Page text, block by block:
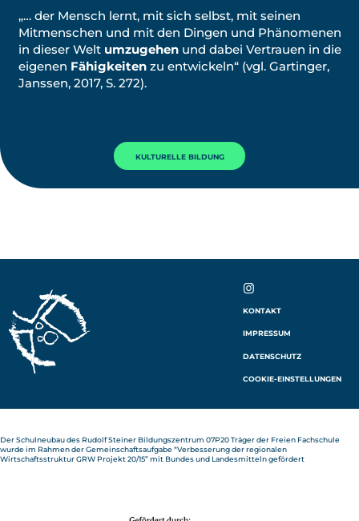
„… der Mensch lernt, mit sich selbst, mit seinen
Mitmenschen und mit den Dingen und Phänomenen
in dieser Welt umzugehenund dabei Vertrauen in die
eigenen Fähigkeitenzu entwickeln“ (vgl. Gartinger,
Janssen, 2017, S. 272).
KULTURELLE BILDUNG
AG
KONTAKT
IMPRESSUM
DATENSCHUTZ
COOKIE-EINSTELLUNGEN
Der Schulneubau des Rudolf Steiner Bildungszentrum 07P20 Träger der Freien Fachschule
wurde im Rahmen der Gemeinschaftsaufgabe “Verbesserung der regionalen
Wirtschaftsstruktur GRW Projekt 20/15” mit Bundes und Landesmitteln gefördert